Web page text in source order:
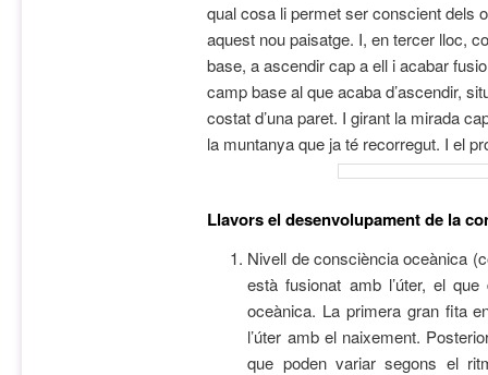
qual cosa li permet ser conscient dels
aquest nou paisatge. I, en tercer lloc,
base, a ascendir cap a ell i acabar
camp base al que acaba d’ascendir,
costat d’una paret. I girant la mirada
la muntanya que ja té recorregut. I el
Llavors el desenvolupament de la
Nivell de consciència oceànica
està fusionat amb l’úter, el
oceànica. La primera gran fita
l’úter amb el naixement.
que poden variar segons el